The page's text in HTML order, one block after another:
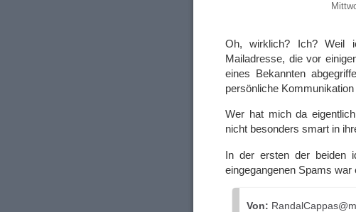
Oh, wirklich? Ich? Weil
Mailadresse, die vor
eines Bekannten
persönliche
Wer hat mich da
nicht besonders smart in
In der ersten der beiden
eingegangenen Spams
Von: